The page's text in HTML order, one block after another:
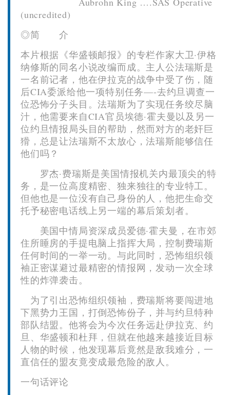
(uncredited)
◎简 介
本片根据《华盛顿邮报》的专栏作家大卫·伊格
纳修斯的同名小说改编而成。主人公法瑞斯是
一名前记者，他在伊拉克的战争中受了伤，随
后CIA委派给他一项特别任务—-去约旦调查一
位恐怖分子头目。法瑞斯为了实现任务绞尽脑
汁，他需要来自CIA官员埃德·霍夫曼以及另一
位约旦情报局头目的帮助，然而对方的老奸巨
猾，总是让法瑞斯不太放心，法瑞斯能够信任
他们吗？
罗杰·费瑞斯是美国情报机关内最顶尖的特
务，是一位高度精密、独来独往的专业特工。
但他也是一位没有自己身份的人，他把生命交
托予秘密电话线上另一端的幕后策划者。
美国中情局资深成员爱德·霍夫曼，在市郊
住所睡房的手提电脑上指挥大局，控制费瑞斯
任何时间的一举一动。与此同时，恐怖组织领
袖正密谋避过最精密的情报网，发动一次全球
性的炸弹袭击。
为了引出恐怖组织领袖，费瑞斯将要闯进地
下黑势力王国，打倒恐怖份子，并与约旦特种
部队结盟。他将会为今次任务远赴伊拉克、约
旦、华盛顿和杜拜，但就在他越来越接近目标
人物的时候，他发现幕后竟然是敌我难分，一
直信任的盟友竟变成最危险的敌人。
一句话评论